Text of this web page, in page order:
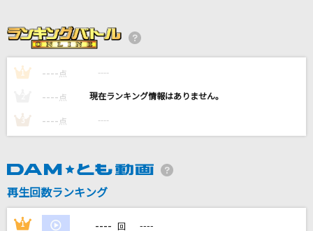
藤井 風
[生音]カルマ
BUMP OF CHICKEN
夜に駆ける
嵐(アラシ)
1 ---- 点 ----
---- 点 ----
3 ---- 点 ----
再生回数ランキング
1 ---- 回 ----